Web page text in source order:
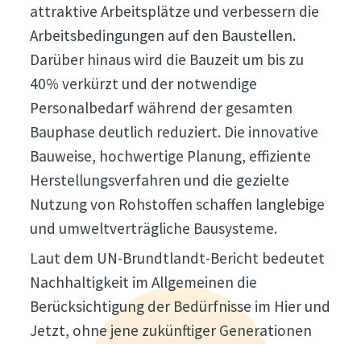
attraktive Arbeitsplätze und verbessern die
Arbeitsbedingungen auf den Baustellen.
Darüber hinaus wird die Bauzeit um bis zu
40% verkürzt und der notwendige
Personalbedarf während der gesamten
Bauphase deutlich reduziert. Die innovative
Bauweise, hochwertige Planung, effiziente
Herstellungsverfahren und die gezielte
Nutzung von Rohstoffen schaffen langlebige
und umweltverträgliche Bausysteme.
Laut dem UN-Brundtlandt-Bericht bedeutet
Nachhaltigkeit im Allgemeinen die
Berücksichtigung der Bedürfnisse im Hier und
Jetzt, ohne jene zukünftiger Generationen